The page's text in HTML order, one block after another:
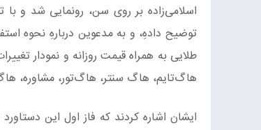
اسلامی‌زاده بر روی سن، رونمایی شد و
توضیح دادهِ، و به مدعوین دربارهِ نحوه
طلایی به همراه قیمت روزانه و نمودار
هاگ‌تایم، هاگ سنتر، هاگ‌تور، مشاوره،
ایشان اشاره کردند که فاز اول این